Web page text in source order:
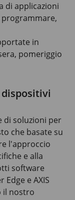
di applicazioni
programmare,
in
pomeriggio
di soluzioni per
che basate su
l'approccio
e alla
software
Edge e AXIS
il nostro